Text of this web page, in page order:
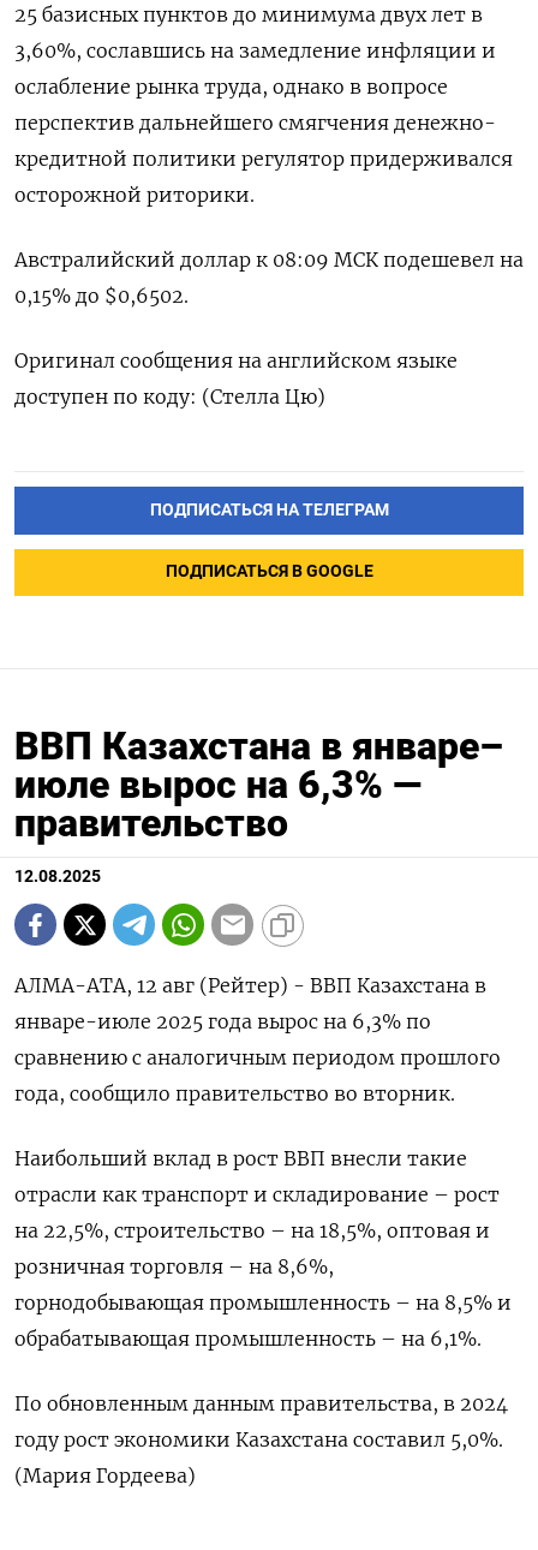
25 базисных пунктов до минимума двух лет в
3,60%, сославшись на замедление инфляции и
ослабление рынка труда, однако в вопросе
перспектив дальнейшего смягчения денежно-
кредитной политики регулятор придерживался
осторожной риторики.
Австралийский доллар к 08:09 МСК подешевел на
0,15% до $0,6502​.
Оригинал сообщения на английском языке
доступен по коду: (Стелла Цю)
ПОДПИСАТЬСЯ НА ТЕЛЕГРАМ
ПОДПИСАТЬСЯ В GOOGLE
ВВП Казахстана в январе–
июле вырос на 6,3% —
правительство
12.08.2025
АЛМА-АТА, 12 авг (Рейтер) - ВВП Казахстана в
январе-июле 2025 года вырос на 6,3% по
сравнению с аналогичным периодом прошлого
года, сообщило правительство во вторник.
Наибольший вклад в рост ВВП внесли такие
отрасли как транспорт и складирование – рост
на 22,5%, строительство – на 18,5%, оптовая и
розничная торговля – на 8,6%,
горнодобывающая промышленность – на 8,5% и
обрабатывающая промышленность – на 6,1%.
По обновленным данным правительства, в 2024
году рост экономики Казахстана составил 5,0%.
(Мария Гордеева)